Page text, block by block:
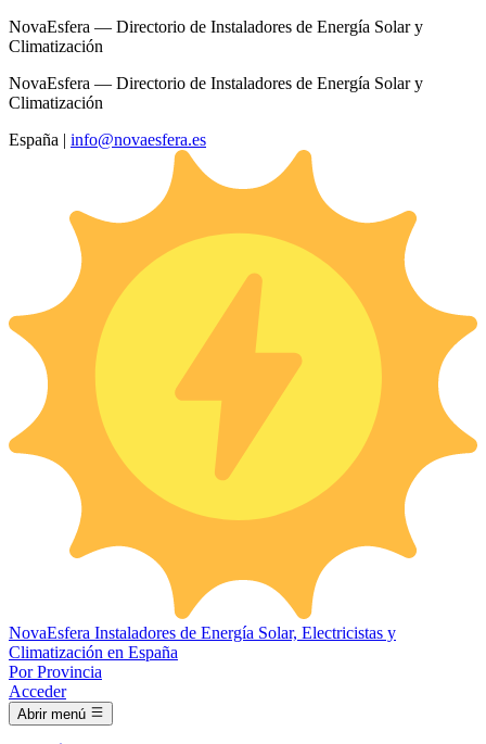
NovaEsfera — Directorio de Instaladores de Energía Solar y
Climatización
NovaEsfera — Directorio de Instaladores de Energía Solar y
Climatización
España | info@novaesfera.es
NovaEsfera Instaladores de Energía Solar, Electricistas y
Climatización en España
Por Provincia
Acceder
Abrir menú